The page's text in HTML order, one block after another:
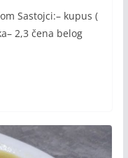
Sastojci:– kupus (
2,3 čena belog